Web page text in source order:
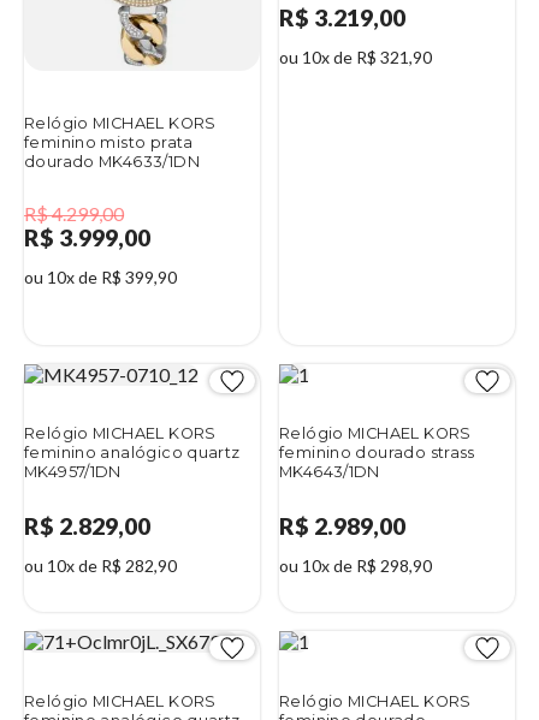
Relógio MICHAEL KORS
feminino misto prata
dourado MK4633/1DN
R$ 4.299,00
R$ 3.999,00
ou 10x de R$ 399,90
R$ 3.219,00
ou 10x de R$ 321,90
Relógio MICHAEL KORS
feminino analógico quartz
MK4957/1DN
R$ 2.829,00
ou 10x de R$ 282,90
Relógio MICHAEL KORS
feminino dourado strass
MK4643/1DN
R$ 2.989,00
ou 10x de R$ 298,90
Relógio MICHAEL KORS
Relógio MICHAEL KORS